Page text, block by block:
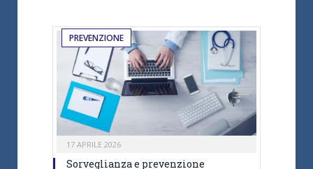
PREVENZIONE
17 APRILE 2026
Sorveglianza e prevenzione